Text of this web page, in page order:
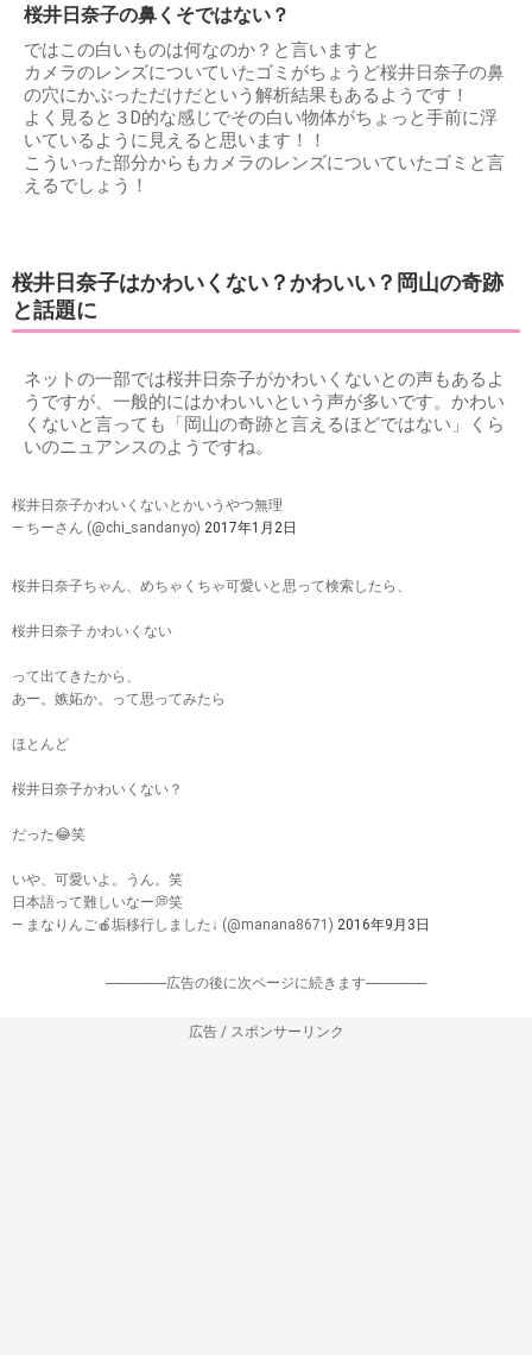
桜井日奈子の鼻くそではない？
ではこの白いものは何なのか？と言いますと
カメラのレンズについていたゴミがちょうど桜井日奈子の鼻
の穴にかぶっただけだという解析結果もあるようです！
よく見ると３D的な感じでその白い物体がちょっと手前に浮
いているように見えると思います！！
こういった部分からもカメラのレンズについていたゴミと言
えるでしょう！
桜井日奈子はかわいくない？かわいい？岡山の奇跡
と話題に
ネットの一部では桜井日奈子がかわいくないとの声もあるよ
うですが、一般的にはかわいいという声が多いです。かわい
くないと言っても「岡山の奇跡と言えるほどではない」くら
いのニュアンスのようですね。
桜井日奈子かわいくないとかいうやつ無理
— ちーさん (@chi_sandanyo) 2017年1月2日
桜井日奈子ちゃん、めちゃくちゃ可愛いと思って検索したら、
桜井日奈子 かわいくない
って出てきたから、
あー。嫉妬か。って思ってみたら
ほとんど
桜井日奈子かわいくない？
だった😂笑
いや、可愛いよ。うん。笑
日本語って難しいなー💭笑
— まなりんご🍎垢移行しました↓ (@manana8671) 2016年9月3日
-----------------広告の後に次ページに続きます-----------------
広告 / スポンサーリンク